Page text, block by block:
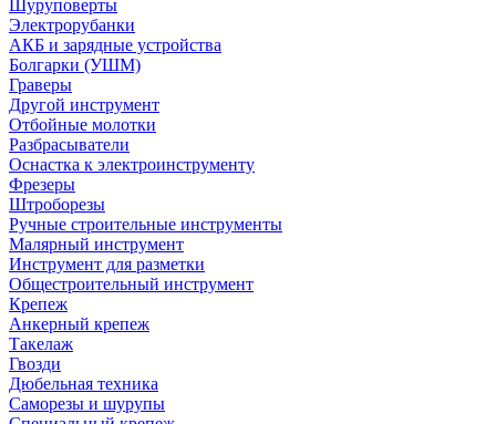
Шуруповерты
Электрорубанки
АКБ и зарядные устройства
Болгарки (УШМ)
Граверы
Другой инструмент
Отбойные молотки
Разбрасыватели
Оснастка к электроинструменту
Фрезеры
Штроборезы
Ручные строительные инструменты
Малярный инструмент
Инструмент для разметки
Общестроительный инструмент
Крепеж
Анкерный крепеж
Такелаж
Гвозди
Дюбельная техника
Саморезы и шурупы